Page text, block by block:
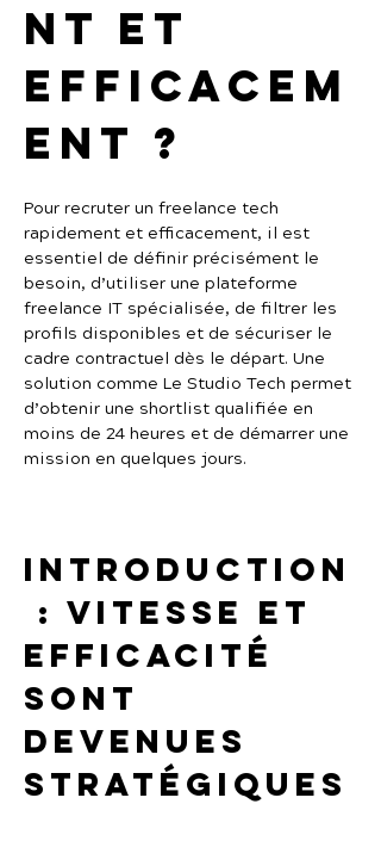
nt et
efficacem
ent ?
Pour recruter un freelance tech
rapidement et efficacement, il est
essentiel de définir précisément le
besoin, d’utiliser une plateforme
freelance IT spécialisée, de filtrer les
profils disponibles et de sécuriser le
cadre contractuel dès le départ. Une
solution comme Le Studio Tech permet
d’obtenir une shortlist qualifiée en
moins de 24 heures et de démarrer une
mission en quelques jours.
Introduction
: vitesse et
efficacité
sont
devenues
stratégiques